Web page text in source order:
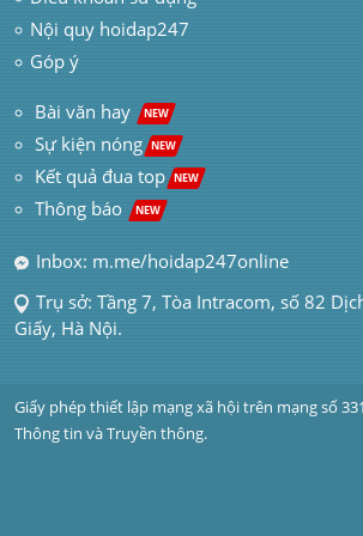
Nội quy hoidap247
Góp ý
Bài văn hay NEW
Sự kiện nóng NEW
Kết quả đua top NEW
Thông báo NEW
Inbox: m.me/hoidap247online
Trụ sở: Tầng 7, Tòa Intracom, số 82
Giấy, Hà Nội.
Giấy phép thiết lập mạng xã hội trên mạng số
Thông tin và Truyền thông.